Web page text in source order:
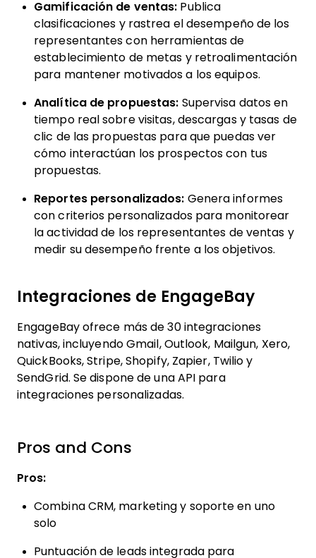
Gamificación de ventas: Publica
clasificaciones y rastrea el desempeño de los
representantes con herramientas de
establecimiento de metas y retroalimentación
para mantener motivados a los equipos.
Analítica de propuestas: Supervisa datos en
tiempo real sobre visitas, descargas y tasas de
clic de las propuestas para que puedas ver
cómo interactúan los prospectos con tus
propuestas.
Reportes personalizados: Genera informes
con criterios personalizados para monitorear
la actividad de los representantes de ventas y
medir su desempeño frente a los objetivos.
Integraciones de EngageBay
EngageBay ofrece más de 30 integraciones
nativas, incluyendo Gmail, Outlook, Mailgun, Xero,
QuickBooks, Stripe, Shopify, Zapier, Twilio y
SendGrid. Se dispone de una API para
integraciones personalizadas.
Pros and Cons
Pros:
Combina CRM, marketing y soporte en uno
solo
Puntuación de leads integrada para